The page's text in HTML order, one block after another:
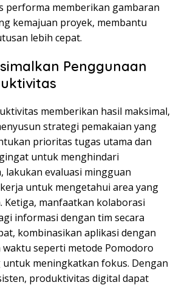
performa memberikan gambaran
kemajuan proyek, membantu
lebih cepat.
Penggunaan
memberikan hasil maksimal,
strategi pemakaian yang
prioritas tugas utama dan
untuk menghindari
lakukan evaluasi mingguan
untuk mengetahui area yang
Ketiga, manfaatkan kolaborasi
informasi dengan tim secara
kombinasikan aplikasi dengan
seperti metode Pomodoro
meningkatkan fokus. Dengan
produktivitas digital dapat